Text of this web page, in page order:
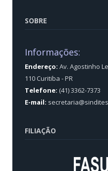
SOBRE
Informações:
Endereço: Av. Agostinho
110 Curitiba - PR
Telefone: (41) 3362-7373
E-mail:
FILIAÇÃO